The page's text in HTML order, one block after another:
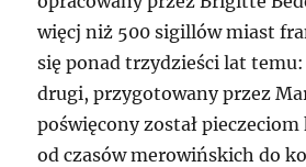
więcj niż 500 sigillów miast
się ponad trzydzieści lat temu:
drugi, przygotowany przez
poświęcony został
od czasów merowińskich do